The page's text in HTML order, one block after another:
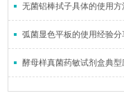
无菌铝棒拭子具体的使用方
弧菌显色平板的使用经验分
酵母样真菌药敏试剂盒典